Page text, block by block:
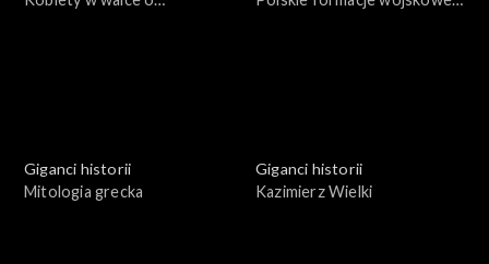
Giganci historii
Mitologia grecka
Giganci historii
Kazimierz Wielki